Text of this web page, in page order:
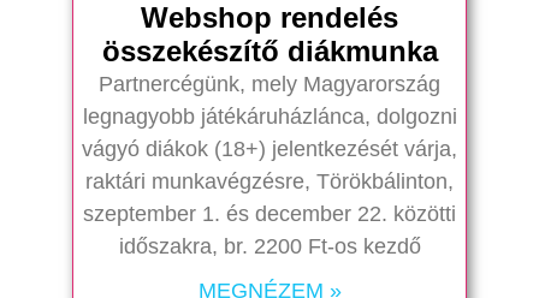
Webshop rendelés
összekészítő diákmunka
Partnercégünk, mely Magyarország
legnagyobb játékáruházlánca, dolgozni
vágyó diákok (18+) jelentkezését várja,
raktári munkavégzésre, Törökbálinton,
szeptember 1. és december 22. közötti
időszakra, br. 2200 Ft-os kezdő
MEGNÉZEM »